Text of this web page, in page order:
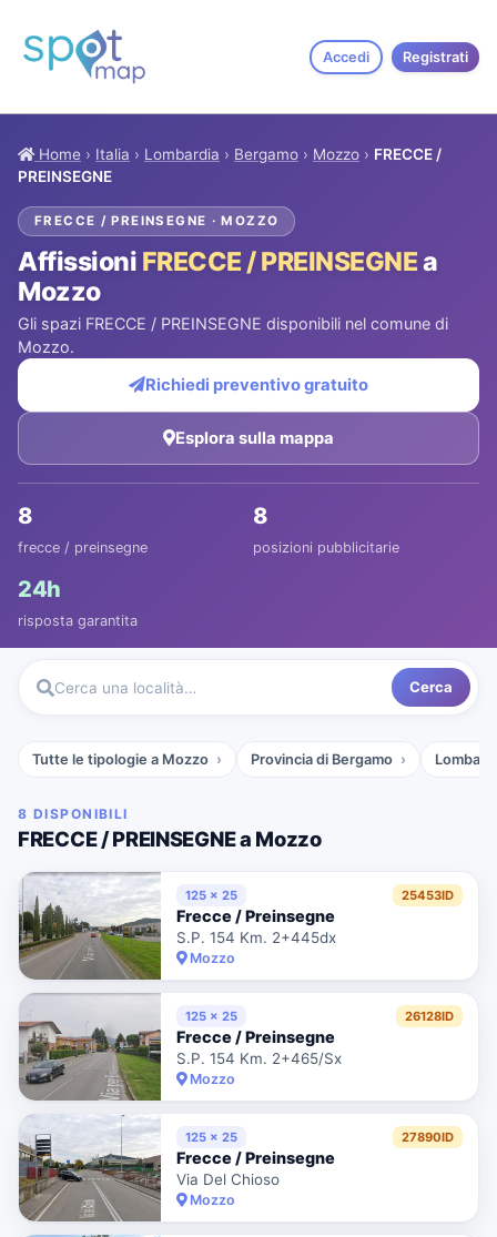
Accedi Registrati
Home › Italia › Lombardia › Bergamo › Mozzo › FRECCE /
PREINSEGNE
FRECCE / PREINSEGNE · MOZZO
Affissioni FRECCE / PREINSEGNEa
Mozzo
Gli spazi FRECCE / PREINSEGNE disponibili nel comune di
Mozzo.
Richiedi preventivo gratuito
Esplora sulla mappa
8
frecce / preinsegne
8
posizioni pubblicitarie
24h
risposta garantita
Cerca una località… Cerca
Tutte le tipologie a Mozzo Provincia di Bergamo
8 DISPONIBILI
FRECCE / PREINSEGNE a Mozzo
125 x 25 25453ID
Frecce / Preinsegne
S.P. 154 Km. 2+445dx
Mozzo
125 x 25 26128ID
Frecce / Preinsegne
S.P. 154 Km. 2+465/Sx
Mozzo
125 x 25 27890ID
Frecce / Preinsegne
Via Del Chioso
Mozzo